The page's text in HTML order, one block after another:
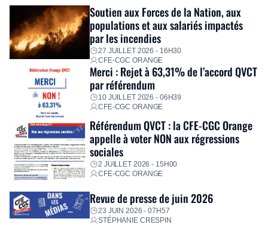
Fidèle à sa mission d’utilité sociale, le Groupe mobilise
immédiatement ses équipes afin de proposer un diagnostic
personnalisé, des aides financières pour faire face aux
premières dépenses, […]
Soutien aux Forces de la Nation, aux
populations et aux salariés impactés
par les incendies
27 JUILLET 2026 - 16H30
CFE-CGC ORANGE
Merci : Rejet à 63,31% de l’accord QVCT
par référendum
10 JUILLET 2026 - 06H39
CFE-CGC ORANGE
Référendum QVCT : la CFE-CGC Orange
appelle à voter NON aux régressions
sociales
2 JUILLET 2026 - 15H00
CFE-CGC ORANGE
Revue de presse de juin 2026
23 JUIN 2026 - 07H57
STÉPHANIE CRESPIN